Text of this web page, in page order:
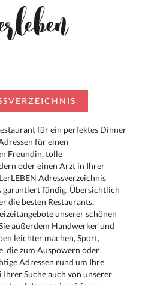
für ein perfektes Dinner
für einen
Freundin, tolle
oder einen Arzt in Ihrer
Adressverzeichnis
garantiert fündig. Übersichtlich
die besten Restaurants,
unserer schönen
außerdem Handwerker und
leichter machen, Sport,
die zum Auspowern oder
Adressen rund um Ihre
Ihrer Suche auch von unserer